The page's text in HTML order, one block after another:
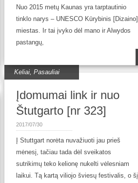
Nuo 2015 metų Kaunas yra tarptautinio
tinklo narys – UNESCO Kūrybinis [Dizaino]
miestas. Ir tai įvyko dėl mano ir Alwydos
pastangų,
Keliai,Pasauliai
Įdomumai link ir nuo
Štutgarto [nr 323]
2017/07/30
Į Stuttgart norėta nuvažiuoti jau prieš
mėnesį, tačiau tada dėl sveikatos
sutrikimų teko kelionę nukelti vėlesniam
laikui. Tą kartą viliojo šviesų festivalis, o šį